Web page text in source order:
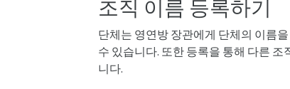
조직 이름 등록하기
단체는 영연방 장관에게 단체의 이름
수 있습니다. 또한 등록을 통해 다른
니다.